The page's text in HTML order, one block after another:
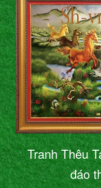
Tranh Thêu
đáo